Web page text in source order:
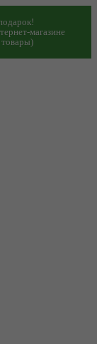
магазине
товары)